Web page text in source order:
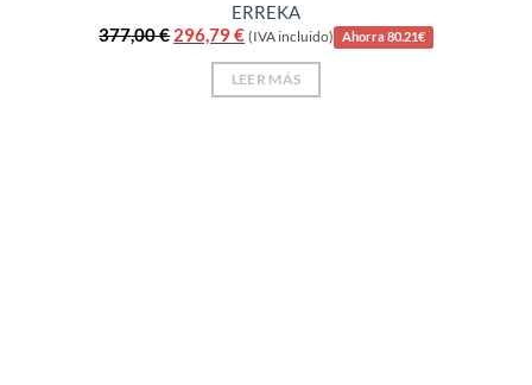
ERREKA
377,00€ El
original
296,79€El
actual
es:
(IVA incluido) Ahorra 80.21€
LEER MÁS